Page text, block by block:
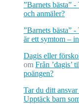
”Barnets bästa”
och anmäler?
”Barnets bästa”
är ett symtom –
Dagis eller
om Från ’dagis’
poängen?
Tar du ditt
Upptäck barn